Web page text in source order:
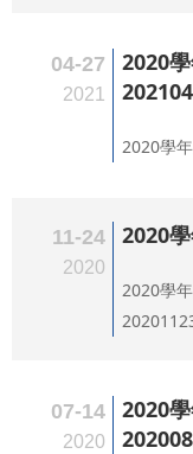
04-27
2021
2020
2020學
11-24
2020
2020
2020學
07-14
2020
2020